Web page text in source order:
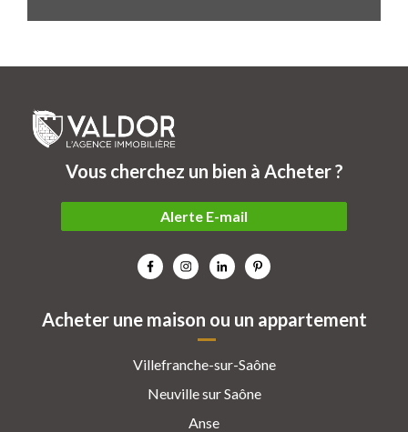
Acheter une maison ou un appartement
Villefranche-sur-Saône
Neuville sur Saône
Anse
Vous cherchez un bien à Acheter ?
Alerte E-mail